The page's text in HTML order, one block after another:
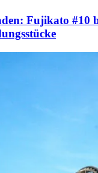
Fujikato #10